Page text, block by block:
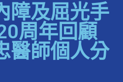
障及屈光手
周年回顧
醫師個人分